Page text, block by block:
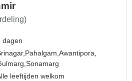
dagen
Pahalgam,Awantipora,
Sonamarg
leeftijden welkom